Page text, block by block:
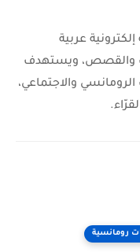
عربية
والقصص، ويستهدف
والاجتماعي،
رومانسية